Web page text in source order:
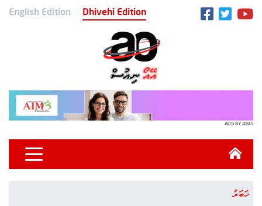
English Edition Dhivehi Edition
ADS BY AIMS
ޚަބަރު